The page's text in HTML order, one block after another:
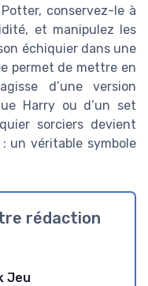
conservez-le à
et manipulez les
échiquier dans une
permet de mettre en
d’une version
Harry ou d’un set
sorciers devient
un véritable symbole
rédaction
Jeu